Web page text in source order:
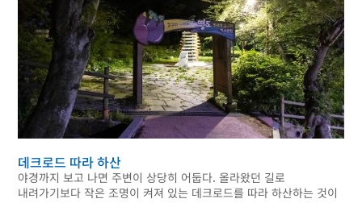
데크로드 따라 하산
야경까지 보고 나면 주변이 상당히 어둡다. 올라왔던 길로
내려가기보다 작은 조명이 켜져 있는 데크로드를 따라 하산하는 것이